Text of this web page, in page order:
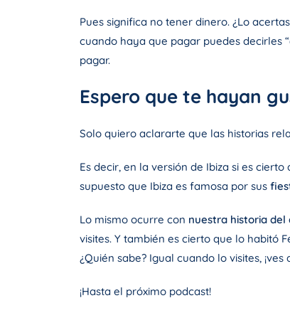
Pues significa no tener dinero. ¿Lo
cuando haya que pagar puedes decirles
pagar.
Espero que te hayan
Solo quiero aclararte que las historias
Es decir, en la versión de Ibiza si es
supuesto que Ibiza es famosa por sus
Lo mismo ocurre con nuestra historia del
visites. Y también es cierto que lo habitó
¿Quién sabe? Igual cuando lo visites,
¡Hasta el próximo podcast!